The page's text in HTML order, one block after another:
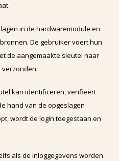
in de hardwaremodule en
De gebruiker voert hun
de aangemaakte sleutel naar
kan identificeren, verifieert
hand van de opgeslagen
wordt de login toegestaan en
als de inloggegevens worden